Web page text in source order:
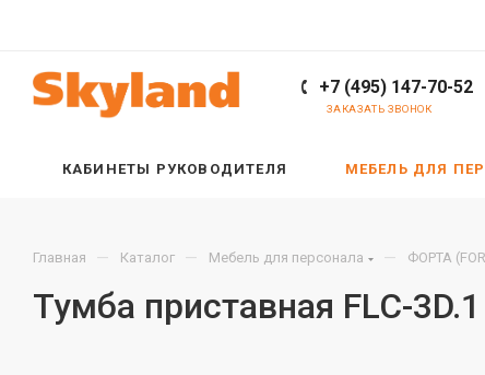
+7 (495) 147-70-52
ЗАКАЗАТЬ ЗВОНОК
КАБИНЕТЫ РУКОВОДИТЕЛЯ МЕБЕЛЬ ДЛЯ
Главная — Каталог — Мебель для персонала — ФОРТА
Тумба приставная FLC-